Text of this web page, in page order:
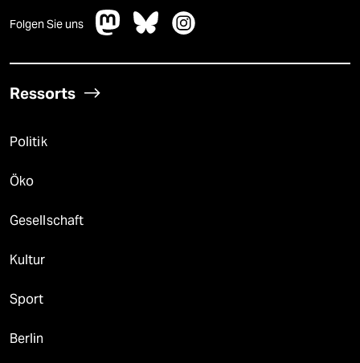
Folgen Sie uns
Ressorts
Politik
Öko
Gesellschaft
Kultur
Sport
Berlin